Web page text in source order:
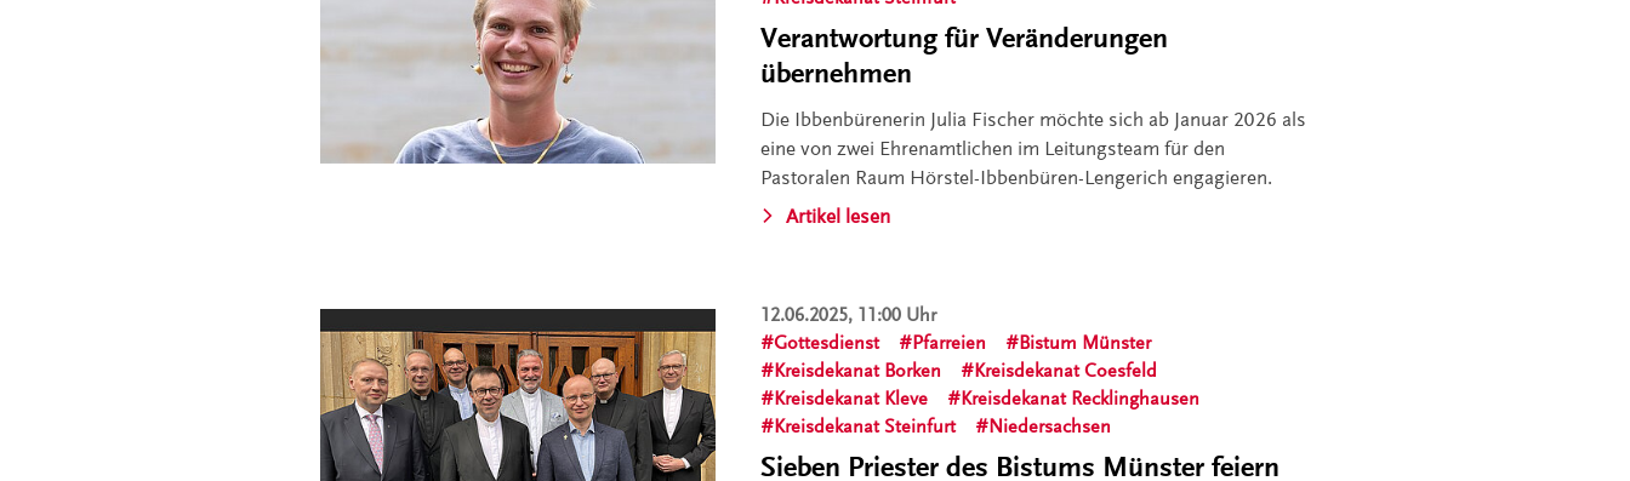
Verantwortung für Veränderungen
übernehmen
Die Ibbenbürenerin Julia Fischer möchte sich ab Januar 2026 als
eine von zwei Ehrenamtlichen im Leitungsteam für den
Pastoralen Raum Hörstel-Ibbenbüren-Lengerich engagieren.
Artikel lesen
12.06.2025, 11:00 Uhr
Gottesdienst
Pfarreien
Bistum Münster
Kreisdekanat Borken
Kreisdekanat Coesfeld
Kreisdekanat Kleve
Kreisdekanat Recklinghausen
Kreisdekanat Steinfurt
Niedersachsen
Sieben Priester des Bistums Münster feiern